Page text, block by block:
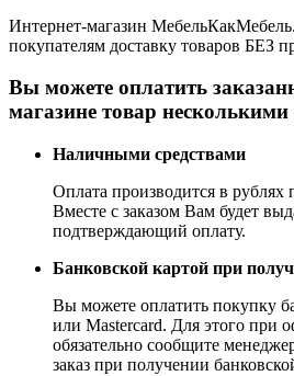
Интернет-магазин
покупателям доставку товаров БЕЗ
Вы можете оплатить
магазине товар
Наличными средствами
Оплата производится в рублях
Вместе с заказом Вам будет
подтверждающий оплату.
Банковской картой при
Вы можете оплатить покупку
или Mastercard. Для этого при
обязательно сообщите
заказ при получении